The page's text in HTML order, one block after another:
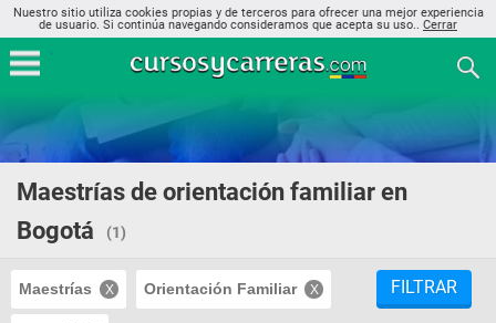
Nuestro sitio utiliza cookies propias y de terceros para ofrecer una mejor experiencia
de usuario. Si continúa navegando consideramos que acepta su uso.. Cerrar
Maestrías de orientación familiar en
Bogotá
(1)
Maestrías Orientación Familiar FILTRAR